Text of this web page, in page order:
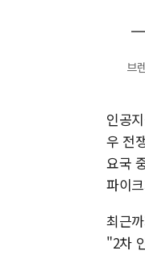
브
인공
우 전
요국
파이
최근
"2차